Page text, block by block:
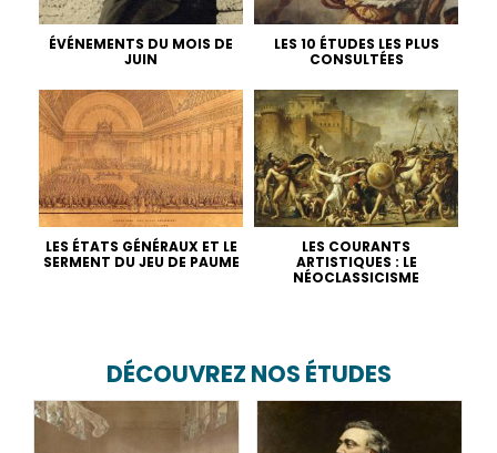
ÉVÉNEMENTS DU MOIS DE
JUIN
LES 10 ÉTUDES LES PLUS
CONSULTÉES
LES ÉTATS GÉNÉRAUX ET LE
SERMENT DU JEU DE PAUME
LES COURANTS
ARTISTIQUES : LE
NÉOCLASSICISME
DÉCOUVREZ NOS ÉTUDES